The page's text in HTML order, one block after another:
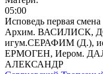
05:00
Исповедь первая смена
Архим. ВАСИЛИСК,
игум.СЕРАФИМ (Д.),
ЕРМОГЕН, Иером.
АЛЕКСАНДР